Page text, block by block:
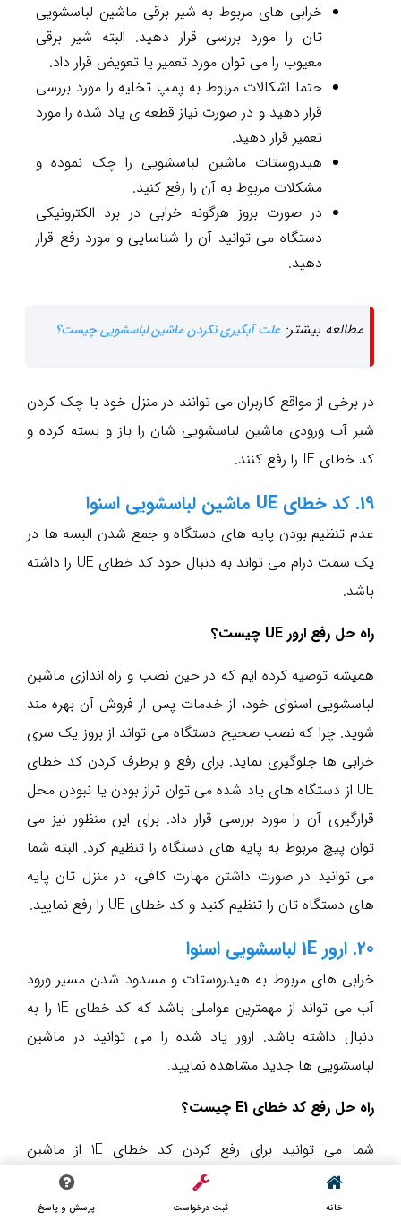
خرابی های مربوط به شیر برقی ماشین لباسشویی
تان را مورد بررسی قرار دهید. البته شیر برقی
معیوب را می توان مورد تعمیر یا تعویض قرار داد.
حتما اشکالات مربوط به پمپ تخلیه را مورد بررسی
قرار دهید و در صورت نیاز قطعه ی یاد شده را مورد
تعمیر قرار دهید.
هیدروستات ماشین لباسشویی را چک نموده و
مشکلات مربوط به آن را رفع کنید.
در صورت بروز هرگونه خرابی در برد الکترونیکی
دستگاه می توانید آن را شناسایی و مورد رفع قرار
دهید.
مطالعه بیشتر:علت آبگیری نکردن ماشین لباسشویی چیست؟
در برخی از مواقع کاربران می توانند در منزل خود با چک کردن
شیر آب ورودی ماشین لباسشویی شان را باز و بسته کرده و
کد خطای IE را رفع کنند.
19. کد خطای UE ماشین لباسشویی اسنوا
عدم تنظیم بودن پایه های دستگاه و جمع شدن البسه ها در
یک سمت درام می تواند به دنبال خود کد خطای UE را داشته
باشد.
راه حل رفع ارور UE چیست؟
همیشه توصیه کرده ایم که در حین نصب و راه اندازی ماشین
لباسشویی اسنوای خود، از خدمات پس از فروش آن بهره مند
شوید. چرا که نصب صحیح دستگاه می تواند از بروز یک سری
خرابی ها جلوگیری نماید. برای رفع و برطرف کردن کد خطای
UE از دستگاه های یاد شده می توان تراز بودن یا نبودن محل
قرارگیری آن را مورد بررسی قرار داد. برای این منظور نیز می
توان پیچ مربوط به پایه های دستگاه را تنظیم کرد. البته شما
می توانید در صورت داشتن مهارت کافی، در منزل تان پایه
های دستگاه تان را تنظیم کنید و کد خطای UE را رفع نمایید.
20. ارور 1E لباسشویی اسنوا
خرابی های مربوط به هیدروستات و مسدود شدن مسیر ورود
آب می تواند از مهمترین عواملی باشد که کد خطای 1E را به
دنبال داشته باشد. ارور یاد شده را می توانید در ماشین
لباسشویی ها جدید مشاهده نمایید.
راه حل رفع کد خطای E1 چیست؟
شما می توانید برای رفع کردن کد خطای 1E از ماشین
لباسشویی خود، مسیرهای ورودی آب را با دقت بسیار بالایی
مورد بررسی قرار دهید. همچنین در نظر بگیرید که خرابی
خانه ثبت درخواست پرسش و پاسخ